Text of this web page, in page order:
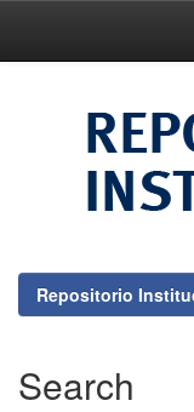
Repositorio
Search